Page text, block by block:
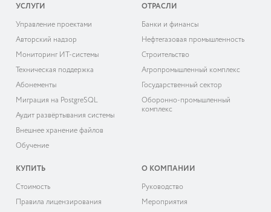
УСЛУГИ
Управление проектами
Авторский надзор
Мониторинг ИТ-системы
Техническая поддержка
Абонементы
Миграция на PostgreSQL
Аудит развёртывания системы
Внешнее хранение файлов
Обучение
ОТРАСЛИ
Банки и финансы
Нефтегазовая промышленность
Строительство
Агропромышленный комплекс
Государственный сектор
Оборонно-промышленный
комплекс
КУПИТЬ
Cтоимость
Правила лицензирования
О КОМПАНИИ
Руководство
Мероприятия